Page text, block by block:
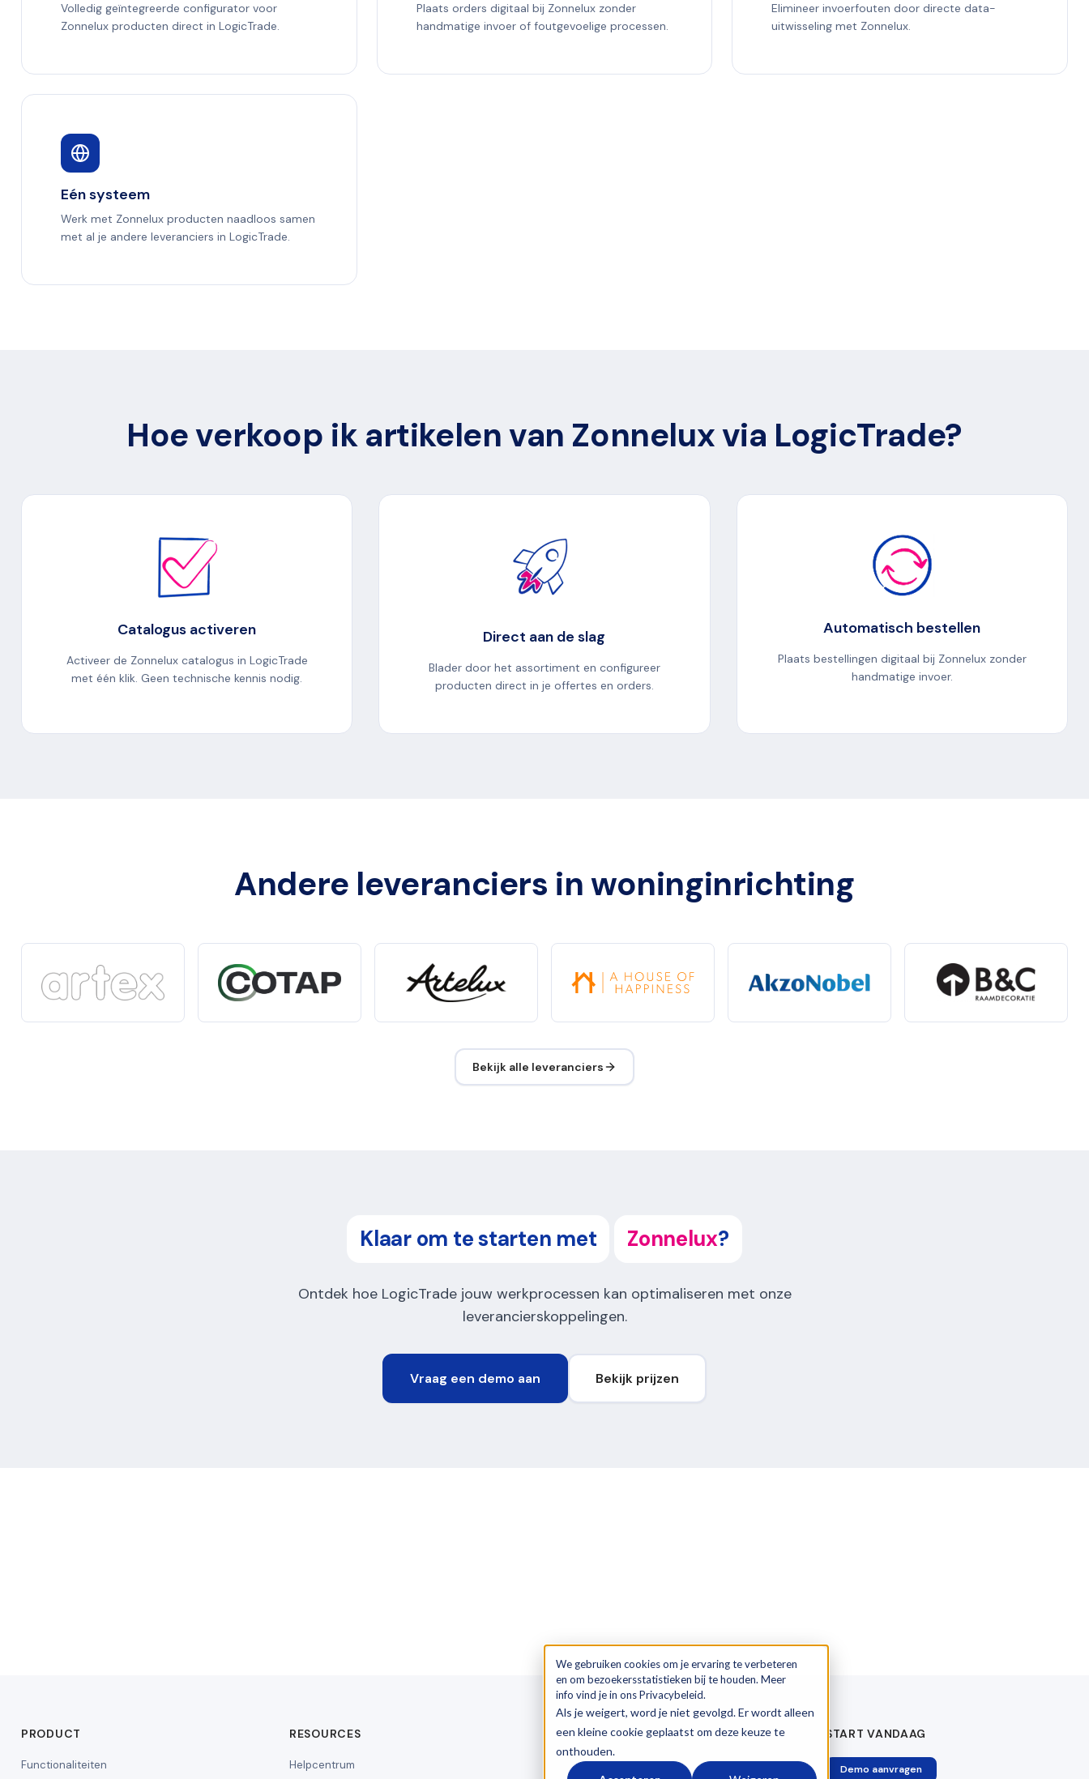
We gebruiken cookies om je ervaring te verbeteren
en om bezoekersstatistieken bij te houden. Meer
info vind je in ons Privacybeleid.
Als je weigert, word je niet gevolgd. Er wordt alleen
een kleine cookie geplaatst om deze keuze te
onthouden.
Volledig geïntegreerde configurator voor
Zonnelux producten direct in LogicTrade.
Plaats orders digitaal bij Zonnelux zonder
handmatige invoer of foutgevoelige processen.
Elimineer invoerfouten door directe data-
uitwisseling met Zonnelux.
Eén systeem
Werk met Zonnelux producten naadloos samen
met al je andere leveranciers in LogicTrade.
Hoe verkoop ik artikelen van Zonnelux via LogicTrade?
Catalogus activeren
Activeer de Zonnelux catalogus in LogicTrade
met één klik. Geen technische kennis nodig.
Direct aan de slag
Blader door het assortiment en configureer
producten direct in je offertes en orders.
Automatisch bestellen
Plaats bestellingen digitaal bij Zonnelux zonder
handmatige invoer.
Andere leveranciers in woninginrichting
Bekijk alle leveranciers
Klaar om te starten met Zonnelux?
Ontdek hoe LogicTrade jouw werkprocessen kan optimaliseren met onze
leverancierskoppelingen.
Vraag een demo aan Bekijk prijzen
PRODUCT
Functionaliteiten
RESOURCES
Helpcentrum
OVER LOGICTRADE
Over ons
START VANDAAG
Demo aanvragen